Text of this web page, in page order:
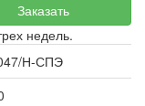
Заказать
недель.
Н-СПЭ